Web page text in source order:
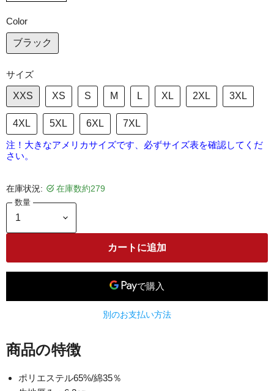
Color
ブラック
サイズ
XXS XS S M L XL 2XL 3XL
4XL 5XL 6XL 7XL
注！大きなアメリカサイズです、必ずサイズ表を確認してくだ
さい。
在庫状況: 在庫数約279
数量
カートに追加
別のお支払い方法
商品の特徴
ポリエステル65%/綿35％